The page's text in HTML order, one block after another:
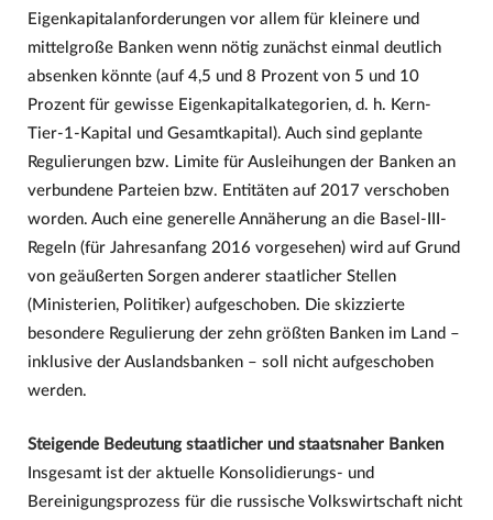
Eigenkapitalanforderungen vor allem für kleinere und
mittelgroße Banken wenn nötig zunächst einmal deutlich
absenken könnte (auf 4,5 und 8 Prozent von 5 und 10
Prozent für gewisse Eigenkapitalkategorien, d. h. Kern-
Tier-1-Kapital und Gesamtkapital). Auch sind geplante
Regulierungen bzw. Limite für Ausleihungen der Banken an
verbundene Parteien bzw. Entitäten auf 2017 verschoben
worden. Auch eine generelle Annäherung an die Basel-III-
Regeln (für Jahresanfang 2016 vorgesehen) wird auf Grund
von geäußerten Sorgen anderer staatlicher Stellen
(Ministerien, Politiker) aufgeschoben. Die skizzierte
besondere Regulierung der zehn größten Banken im Land –
inklusive der Auslandsbanken – soll nicht aufgeschoben
werden.
Steigende Bedeutung staatlicher und staatsnaher Banken
Insgesamt ist der aktuelle Konsolidierungs- und
Bereinigungsprozess für die russische Volkswirtschaft nicht